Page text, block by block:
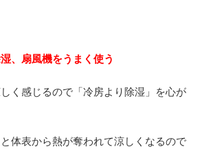
、扇風機をうまく使う
く感じるので「冷房より除湿」を心が
体表から熱が奪われて涼しくなるので